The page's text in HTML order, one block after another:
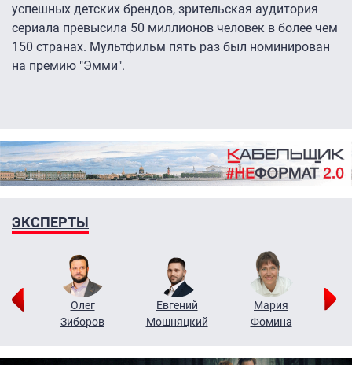
успешных детских брендов, зрительская аудитория
сериала превысила 50 миллионов человек в более чем
150 странах. Мультфильм пять раз был номинирован
на премию "Эмми".
ЭКСПЕРТЫ
Олег
Зиборов
Евгений
Мошняцкий
Мария
Фомина